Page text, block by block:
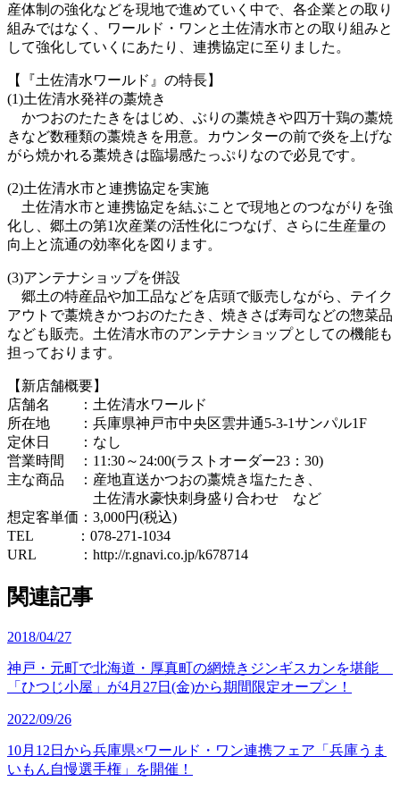
産体制の強化などを現地で進めていく中で、各企業との取り
組みではなく、ワールド・ワンと土佐清水市との取り組みと
して強化していくにあたり、連携協定に至りました。
【『土佐清水ワールド』の特長】
(1)土佐清水発祥の藁焼き
かつおのたたきをはじめ、ぶりの藁焼きや四万十鶏の藁焼
きなど数種類の藁焼きを用意。カウンターの前で炎を上げな
がら焼かれる藁焼きは臨場感たっぷりなので必見です。
(2)土佐清水市と連携協定を実施
土佐清水市と連携協定を結ぶことで現地とのつながりを強
化し、郷土の第1次産業の活性化につなげ、さらに生産量の
向上と流通の効率化を図ります。
(3)アンテナショップを併設
郷土の特産品や加工品などを店頭で販売しながら、テイク
アウトで藁焼きかつおのたたき、焼きさば寿司などの惣菜品
なども販売。土佐清水市のアンテナショップとしての機能も
担っております。
【新店舗概要】
店舗名 ：土佐清水ワールド
所在地 ：兵庫県神戸市中央区雲井通5-3-1サンパル1F
定休日 ：なし
営業時間 ：11:30～24:00(ラストオーダー23：30)
主な商品 ：産地直送かつおの藁焼き塩たたき、
土佐清水豪快刺身盛り合わせ など
想定客単価：3,000円(税込)
TEL ：078-271-1034
URL ：http://r.gnavi.co.jp/k678714
関連記事
2018/04/27
神戸・元町で北海道・厚真町の網焼きジンギスカンを堪能
「ひつじ小屋」が4月27日(金)から期間限定オープン！
2022/09/26
10月12日から兵庫県×ワールド・ワン連携フェア「兵庫うま
いもん自慢選手権」を開催！